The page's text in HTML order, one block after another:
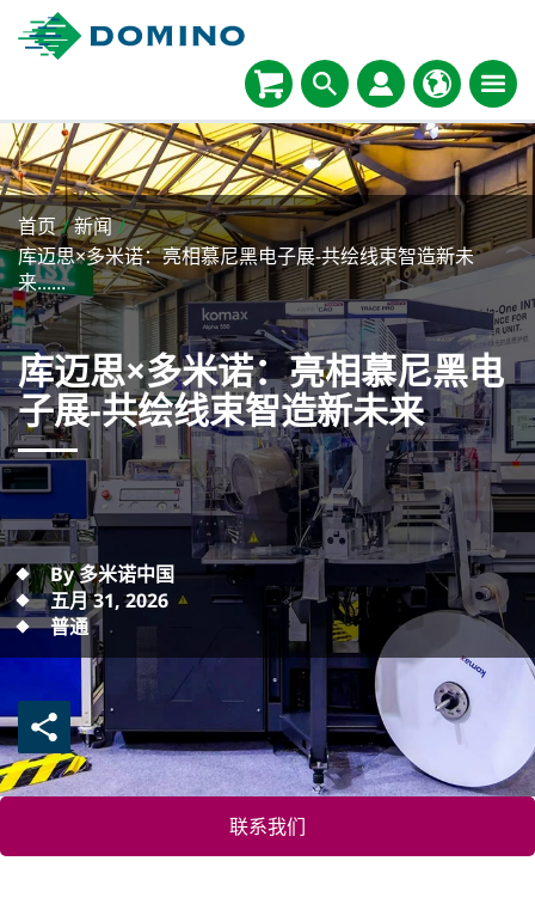
首页 /新闻 /
库迈思×多米诺：亮相慕尼黑电子展-共绘线束智造新未
来......
库迈思×多米诺：亮相慕尼黑电
子展-共绘线束智造新未来
By 多米诺中国
五月 31, 2026
普通
联系我们